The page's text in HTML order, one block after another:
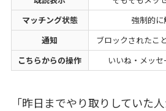
マッチング状態
強制的に
通知
ブロックされたこ
こちらからの操作
いいね・メッ
「昨日までやり取りしていた